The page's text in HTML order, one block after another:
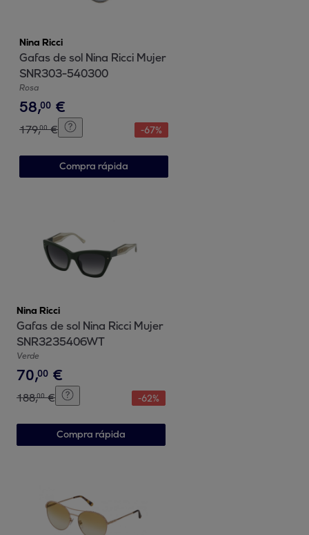
Nina Ricci
Gafas de sol Nina Ricci Mujer
SNR303-540300
Rosa
58,00 €
179,00 € -67%
Compra rápida
Nina Ricci
Gafas de sol Nina Ricci Mujer
SNR3235406WT
Verde
70,00 €
188,00 € -62%
Compra rápida